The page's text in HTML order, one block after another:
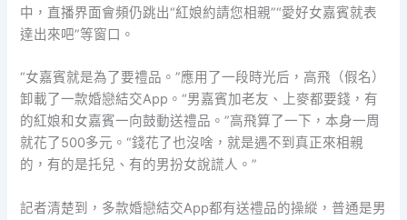
中，直播界面會頻仍跳出“紅娘約請您相親”“愛好女嘉賓就表
達出來吧”等窗口。
“女嘉賓就是為了要禮品。”應用了一段時光后，高飛（假名）
卸載了一款婚戀結交App。“男嘉賓加老友、上麥都要錢，有
的紅娘和女嘉賓一向鼓動送禮品。”高飛算了一下，本身一周
就花了500多元。“錢花了也沒啥，就是遇不到真正來相親
的，有的是托兒、有的男扮女說謊人。”
記者清楚到，多款婚戀結交App都有送禮品的操縱，普通是男